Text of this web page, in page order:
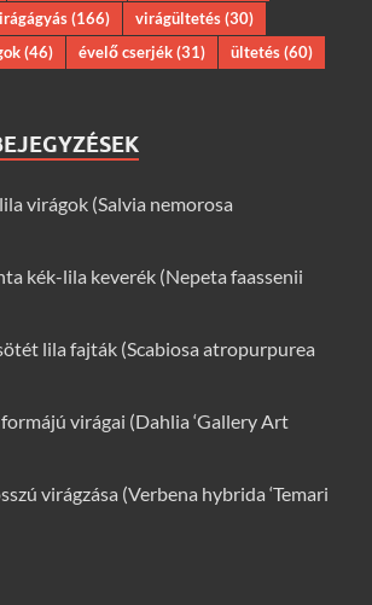
(166) virágültetés(30)
(46) évelő cserjék(31) ültetés(60)
virágok (Salvia nemorosa
kék-lila keverék (Nepeta faassenii
lila fajták (Scabiosa atropurpurea
virágai (Dahlia ‘Gallery Art
virágzása (Verbena hybrida ‘Temari